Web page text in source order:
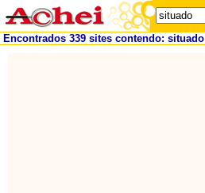
Encontrados 339 sites contendo: situado